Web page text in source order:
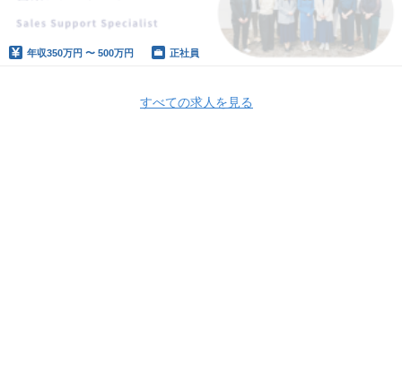
年収350万円 〜 500万円 正社員
すべての求人を見る